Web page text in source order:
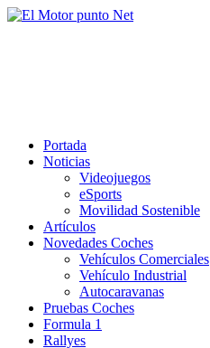
Saltar
Portada
Noticias
Videojuegos
eSports
Movilidad Sostenible
Artículos
Novedades Coches
Vehículos Comerciales
Vehículo Industrial
Autocaravanas
Pruebas Coches
Formula 1
Rallyes